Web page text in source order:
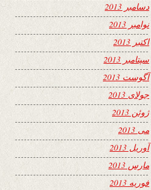
دسامبر 2013
نوامبر 2013
اکتبر 2013
سپتامبر 2013
آگوست 2013
جولای 2013
ژوئن 2013
می 2013
آوریل 2013
مارس 2013
فوریه 2013